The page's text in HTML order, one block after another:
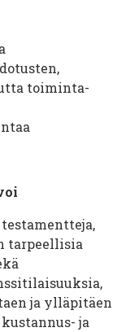
toiminta-
tarpeellisia
ja ylläpitäen
ja